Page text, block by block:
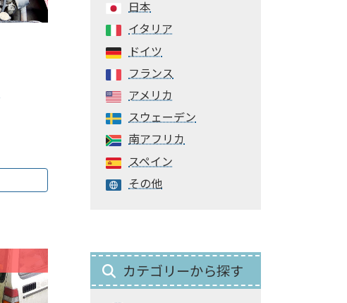
日本
イタリア
ドイツ
フランス
アメリカ
スウェーデン
南アフリカ
スペイン
その他
カテゴリーから探す